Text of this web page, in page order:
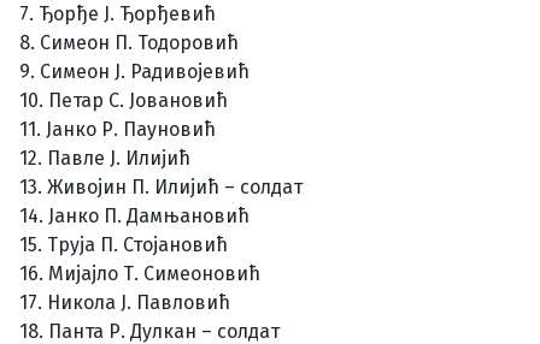
7. Ђорђе Ј. Ђорђевић
8. Симеон П. Тодоровић
9. Симеон Ј. Радивојевић
10. Петар С. Јовановић
11. Јанко Р. Пауновић
12. Павле Ј. Илијић
13. Живојин П. Илијић – солдат
14. Јанко П. Дамњановић
15. Труја П. Стојановић
16. Мијајло Т. Симеоновић
17. Никола Ј. Павловић
18. Панта Р. Дулкан – солдат